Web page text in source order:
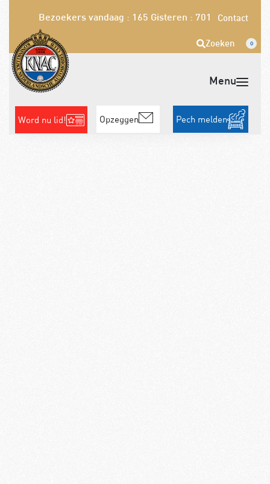
Bezoekers vandaag : 165 Gisteren : 701 Contact
Zoeken 0
Word nu lid! Opzeggen Pech melden